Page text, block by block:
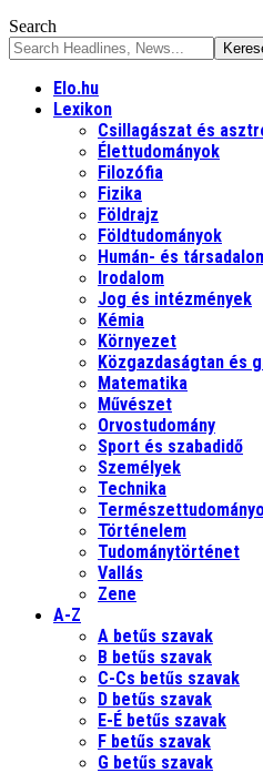
Search
Elo.hu
Lexikon
Csillagászat és
Élettudományok
Filozófia
Fizika
Földrajz
Földtudományok
Humán- és
Irodalom
Jog és intézmények
Kémia
Környezet
Közgazdaságtan és
Matematika
Művészet
Orvostudomány
Sport és szabadidő
Személyek
Technika
Történelem
Tudománytörténet
Vallás
Zene
A-Z
A betűs szavak
B betűs szavak
C-Cs betűs szavak
D betűs szavak
E-É betűs szavak
F betűs szavak
G betűs szavak